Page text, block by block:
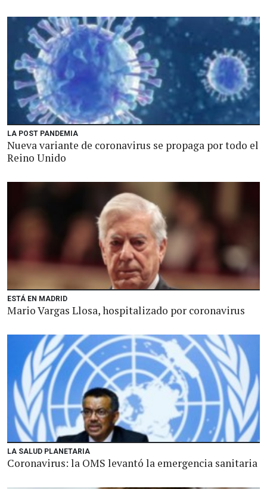
LA POST PANDEMIA
Nueva variante de coronavirus se propaga por todo el
Reino Unido
ESTÁ EN MADRID
Mario Vargas Llosa, hospitalizado por coronavirus
LA SALUD PLANETARIA
Coronavirus: la OMS levantó la emergencia sanitaria